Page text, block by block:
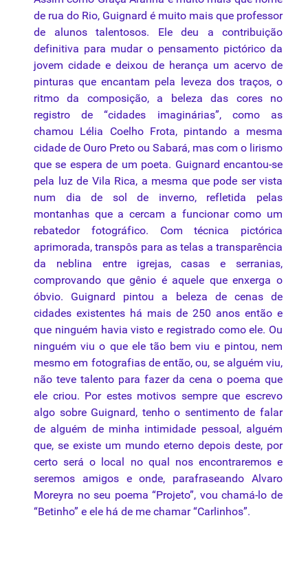
de rua do Rio, Guignard é muito mais que professor
de alunos talentosos. Ele deu a contribuição
definitiva para mudar o pensamento pictórico da
jovem cidade e deixou de herança um acervo de
pinturas que encantam pela leveza dos traços, o
ritmoda composição, a beleza das cores no
registro de “cidades imaginárias”, como as
chamou Lélia Coelho Frota, pintando a mesma
cidade de Ouro Preto ou Sabará, mas com o lirismo
que se espera de um poeta. Guignard encantou-se
pela luzde Vila Rica, a mesma que pode ser vista
num dia de sol de inverno, refletida pelas
montanhas que a cercam a funcionar como um
rebatedor fotográfico. Com técnica pictórica
aprimorada, transpôs para as telas a transparência
da neblina entre igrejas, casas e serranias,
comprovando que gênio é aquele que enxerga o
óbvio. Guignard pintou a beleza de cenas de
cidades existentes há mais de 250 anos então e
que ninguém havia visto e registrado como ele. Ou
ninguém viu o que ele tão bem viu e pintou, nem
mesmo em fotografias de então, ou, se alguém viu,
não teve talento para fazerda cena o poema que
ele criou. Porestes motivos sempre que escrevo
algo sobre Guignard, tenho o sentimento de falar
de alguém de minha intimidade pessoal, alguém
que, se existe um mundo eterno depois deste, por
certo será o local no qual nos encontraremos e
seremos amigos e onde, parafraseando Alvaro
Moreyra no seu poema “Projeto”, vou chamá-lo de
“Betinho” e ele há de me chamar “Carlinhos”.